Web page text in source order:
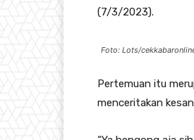
(7/3/2023).
Foto: Lots/
Pertemuan itu
menceritakan